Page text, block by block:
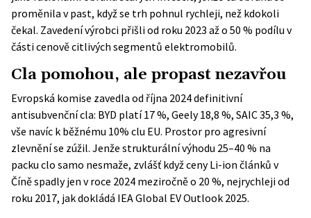
proměnila v past, když se trh pohnul rychleji, než kdokoli
čekal. Zavedení výrobci přišli od roku 2023 až o 50 % podílu v
části cenově citlivých segmentů elektromobilů.
Cla pomohou, ale propast nezavřou
Evropská komise zavedla od října 2024 definitivní
antisubvenční cla: BYD platí 17 %, Geely 18,8 %, SAIC 35,3 %,
vše navíc k běžnému 10% clu EU. Prostor pro agresivní
zlevnění se zúžil. Jenže strukturální výhodu 25–40 % na
packu clo samo nesmaže, zvlášť když ceny Li-ion článků v
Číně spadly jen v roce 2024 meziročně o 20 %, nejrychleji od
roku 2017, jak dokládá IEA Global EV Outlook 2025.